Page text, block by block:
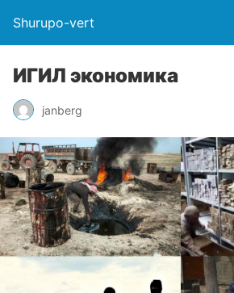
Shurupo-vert
ИГИЛ экономика
janberg